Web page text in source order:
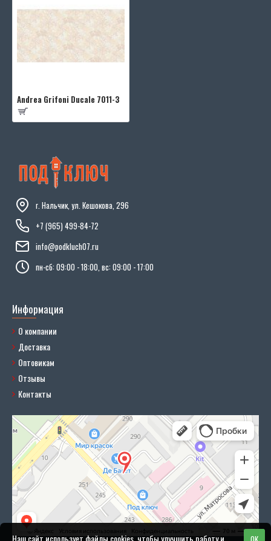
Andrea Grifoni Ducale 7011-3
г. Нальчик, ул. Кешокова, 296
+7 (965) 499-84-72
info@podkluch07.ru
пн-сб: 09:00 - 18:00, вс: 09:00 - 17:00
Информация
О компании
Доставка
Оптовикам
Отзывы
Контакты
Наш сайт использует файлы cookies, чтобы улучшить работу и